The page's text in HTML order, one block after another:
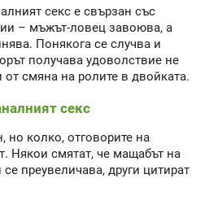
секс е свързан със
– мъжът-ловец завоюва, а
Понякога се случва и
получава удоволствие не
смяна на ролите в двойката.
секс
но колко, отговорите на
Някои смятат, че мащабът на
преувеличава, други цитират